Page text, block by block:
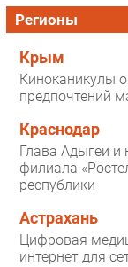
Регионы
Крым
Киноканикулы
предпочтений
Краснодар
Глава Адыгеи и
филиала
республики
Астрахань
Цифровая
интернет для